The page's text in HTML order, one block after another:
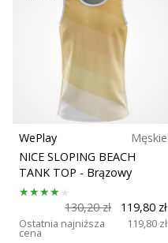
WePlay
Męskie
NICE SLOPING BEACH
TANK TOP - Brązowy
130,20 zł 119,80 zł
Ostatnia najniższa
cena
119,80 zł